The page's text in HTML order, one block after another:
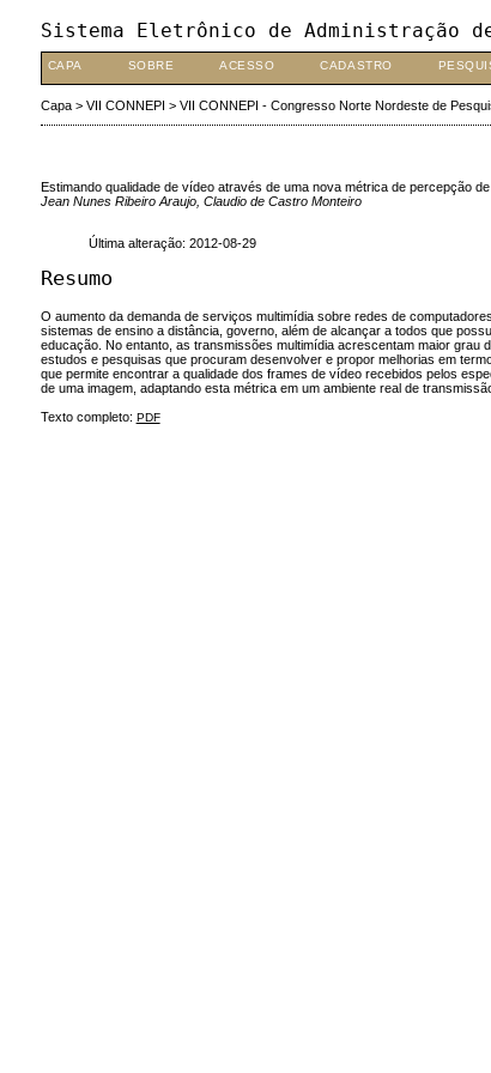
Sistema Eletrônico de Administração
CAPA SOBRE ACESSO CADASTRO
Capa> VII CONNEPI > VII CONNEPI - Congresso Norte Nordeste de
Estimando qualidade de vídeo através de uma nova métrica de percepção
Jean Nunes Ribeiro Araujo, Claudio de Castro Monteiro
Última alteração: 2012-08-29
Resumo
O aumento da demanda de serviços multimídia sobre redes de
sistemas de ensino a distância, governo, além de alcançar a todos que
educação. No entanto, as transmissões multimídia acrescentam maior grau
estudos e pesquisas que procuram desenvolver e propor melhorias em
que permite encontrar a qualidade dos frames de vídeo recebidos pelos
de uma imagem, adaptando esta métrica em um ambiente real de
Texto completo: PDF